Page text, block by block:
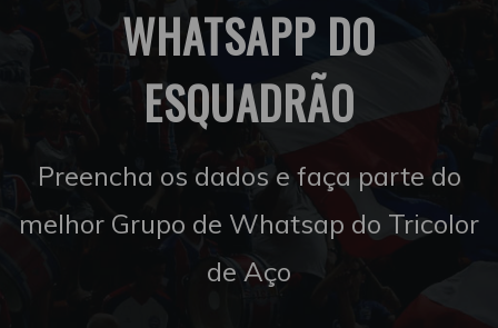
WHATSAPP DO
ESQUADRÃO
Preencha os dados e faça parte do
melhor Grupo de Whatsap do Tricolor
de Aço